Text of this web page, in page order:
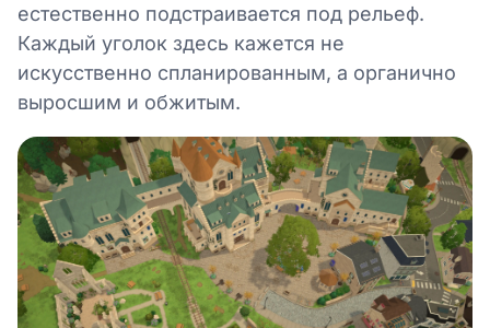
естественно подстраивается под рельеф.
Каждый уголок здесь кажется не
искусственно спланированным, а органично
выросшим и обжитым.